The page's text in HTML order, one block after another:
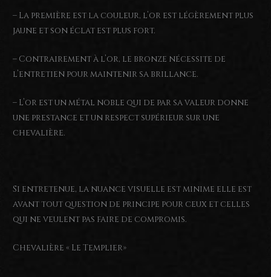
– La première est la couleur, l’or est légèrement plus
jaune et son éclat est plus fort.
– Contrairement à l’or, le bronze nécessite de
l’entretien pour maintenir sa brillance.
– L’or est un métal noble qui de par sa valeur donne
une prestance et un respect supérieur sur une
chevalière.
Si entretenue, la nuance visuelle est minime elle est
avant tout question de principe pour ceux et celles
qui ne veulent pas faire de compromis.
Chevalière « Le Templier»